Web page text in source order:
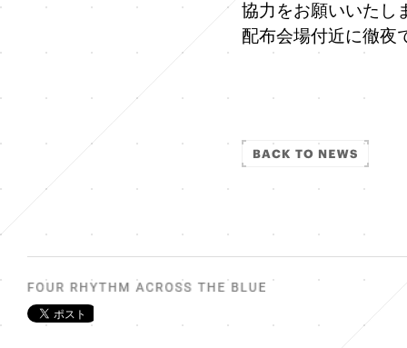
協力をお願いいたし
配布会場付近に徹夜